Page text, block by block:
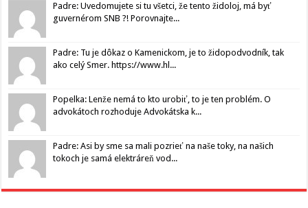
Padre: Uvedomujete si tu všetci, že tento židoloj, má byť
guvernérom SNB ?! Porovnajte...
Padre: Tu je dôkaz o Kamenickom, je to židopodvodník, tak
ako celý Smer. https://www.hl...
Popelka: Lenže nemá to kto urobiť, to je ten problém. O
advokátoch rozhoduje Advokátska k...
Padre: Asi by sme sa mali pozrieť na naše toky, na našich
tokoch je samá elektráreň vod...